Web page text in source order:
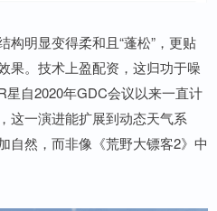
构明显变得柔和且“蓬松”，更贴
果。技术上盈配资，这归功于噪
自2020年GDC会议以来一直计
这一演进能扩展到动态天气系
自然，而非像《荒野大镖客2》中